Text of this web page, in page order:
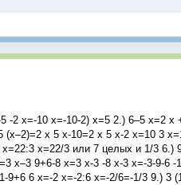
2 х=-10 х=-10-2) х=5 2.) 6–5 х=2 х
х 5 х-10=2 х 5 х-2 х=10 3
х=22/3 или 7 целых и 1/3 6.)
х–3 9+6-8 х=3 х-3 -8 х-3 х=-3-9-6
6 х=-2 х=-2:6 х=-2/6=-1/3 9.) 3